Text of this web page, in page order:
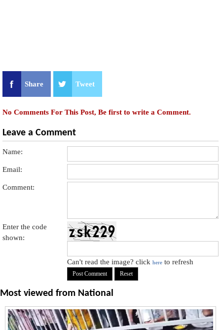
Share Tweet
No Comments For This Post, Be first to write a Comment.
Leave a Comment
Name:
Email:
Comment:
Enter the code
shown:
Can't read the image? clickhere to refresh
Most viewed from National